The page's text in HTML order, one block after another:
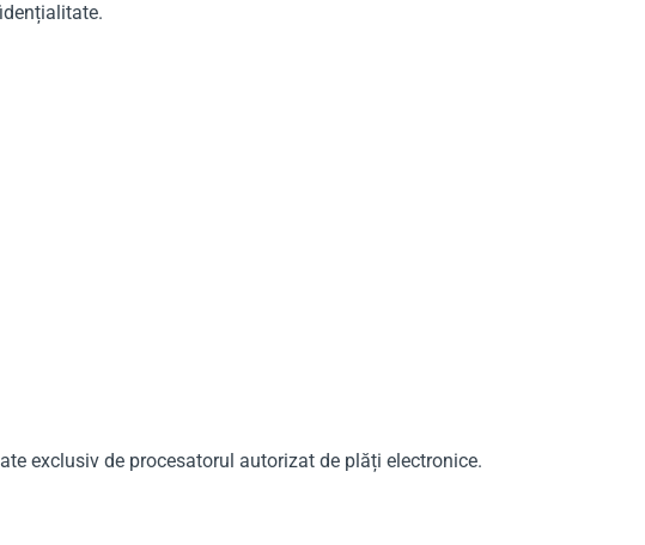
exclusiv de procesatorul autorizat de plăți electronice.